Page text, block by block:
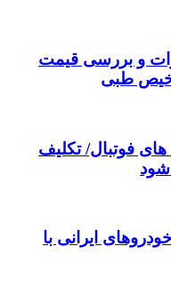
و بررسی قیمت
طبی
فوتبال/ تکلیف
ایرانی با